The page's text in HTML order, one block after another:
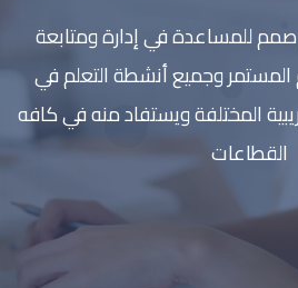
للمساعدة في إدارة ومتابعة
المستمر وجميع أنشطة التعلم في
المختلفة ويستفاد منه في كافه
القطاعات